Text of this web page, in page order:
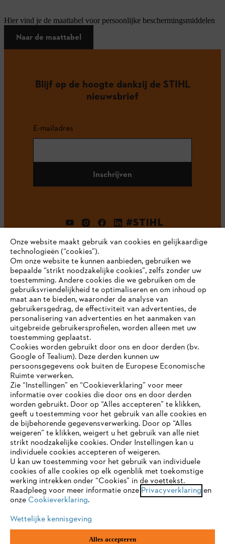
Hier vind je de maattabel voor persoonlijke beschermingsmiddelen
Naar de maattabel
Blijf op de hoogte dankzij de STIHL
nieuwsbrief
E-mailadres
Inschrijven
#STIHL
Bedrijf
STIHL FAQ
Contact
Gegevensbescherming Impressum
Cookie-informatie Juridische informatie
ANDREAS STIHL NV, Veurtstraat 117, 2870
België/Belgique
VAT Number: BE 0427.714.768
JE BROWSER WORDT NIET
ONDERSTEUND
Je gebruikt een browser die we nog niet ondersteunen. Om
onze website optimaal te kunnen gebruiken, raden we aan dat
je overschakelt op één van de volgende browsers:
firefox
safari edge
Onze website maakt gebruik van cookies en gelijkaardige
technologieën (“cookies”).
Om onze website te kunnen aanbieden, gebruiken we
bepaalde “strikt noodzakelijke cookies”, zelfs zonder uw
toestemming. Andere cookies die we gebruiken om de
gebruiksvriendelijkheid te optimaliseren en om inhoud op
maat aan te bieden, waaronder de analyse van
gebruikersgedrag, de effectiviteit van advertenties, de
personalisering van advertenties en het aanmaken van
uitgebreide gebruikersprofielen, worden alleen met uw
toestemming geplaatst.
Cookies worden gebruikt door ons en door derden (bv.
Google of Tealium). Deze derden kunnen uw
persoonsgegevens ook buiten de Europese Economische
Ruimte verwerken.
Zie “Instellingen” en “Cookieverklaring” voor meer
informatie over cookies die door ons en door derden
worden gebruikt. Door op “Alles accepteren” te klikken,
geeft u toestemming voor het gebruik van alle cookies en
de bijbehorende gegevensverwerking. Door op “Alles
weigeren” te klikken, weigert u het gebruik van alle niet
strikt noodzakelijke cookies. Onder Instellingen kan u
individuele cookies accepteren of weigeren.
U kan uw toestemming voor het gebruik van individuele
cookies of alle cookies op elk ogenblik met toekomstige
werking intrekken onder “Cookies” in de voettekst.
Raadpleeg voor meer informatie onze Privacyverklaring en
onze Cookieverklaring.
Wettelijke kennisgeving
Alles accepteren